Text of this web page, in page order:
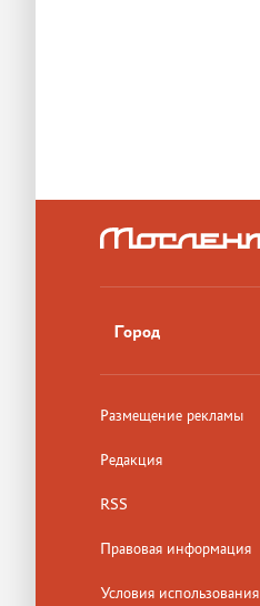
Город
Размещение рекламы
Редакция
RSS
Правовая информация
Условия использования